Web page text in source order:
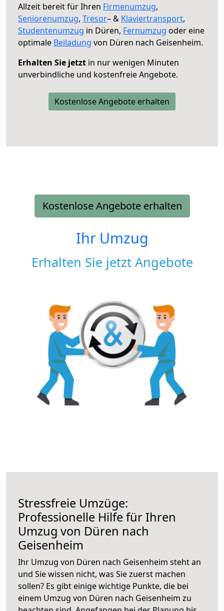
Allzeit bereit für Ihren Firmenumzug,
Seniorenumzug, Tresor– & Klaviertransport,
Studentenumzug in Düren, Fernumzug oder eine
optimale Beiladung von Düren nach Geisenheim.
Erhalten Sie jetzt in nur wenigen Minuten
unverbindliche und kostenfreie Angebote.
Kostenlose Angebote erhalten
Kostenlose Angebote erhalten
Ihr Umzug
Erhalten Sie jetzt Angebote
Stressfreie Umzüge:
Professionelle Hilfe für Ihren
Umzug von Düren nach
Geisenheim
Ihr Umzug von Düren nach Geisenheim steht an
und Sie wissen nicht, was Sie zuerst machen
sollen? Es gibt einige wichtige Punkte, die bei
einem Umzug von Düren nach Geisenheim zu